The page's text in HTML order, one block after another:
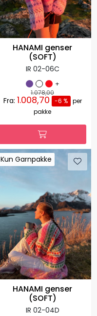
HANAMI genser
(SOFT)
IR 02-06C
+
1.078,00
Fra: 1.008,70 -6 %
per
pakke
Kun Garnpakke
Kun Garnpakke
HANAMI genser
(SOFT)
IR 02-04D